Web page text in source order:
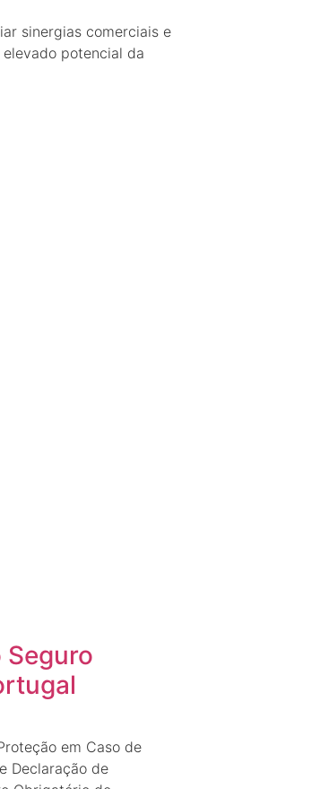
sinergias comerciais e
potencial da
Seguro
em Caso de
Declaração de